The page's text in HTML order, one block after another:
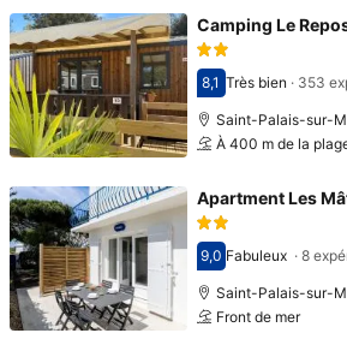
Camping Le
Avec une note de 8,1
8,1 Très bien · 353
Saint-Palais-sur-
À 400 m de la
Apartment Les
Avec une note de 9,0
9,0 Fabuleux · 8
Saint-Palais-sur-
Front de mer